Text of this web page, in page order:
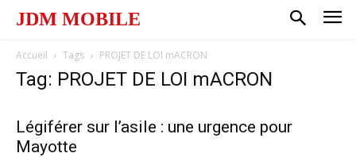
JDM MOBILE
Accueil Tags PROJET DE LOI mACRON
Tag: PROJET DE LOI mACRON
Légiférer sur l’asile : une urgence pour
Mayotte